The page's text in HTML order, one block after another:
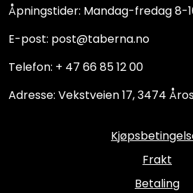
Åpningstider: Mandag-fredag 8-
E-post: post@taberna.no
Telefon: + 47 66 85 12 00
Adresse: Vekstveien 17, 3474
Frakt
Betaling